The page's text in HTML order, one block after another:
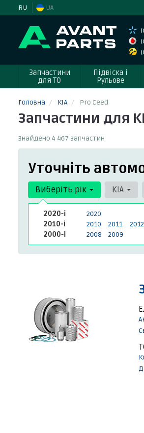
RU UA
Запчастини
для ТО
Підвіска і
Рульове
Головна KIA Pro Ceed
Запчастини для
Знайдено 4 467 запчастин
Уточніть
Виберіть рік
2020-і
2020
2010-і
2010 2011 2012
2000-і
2008 2009
KIA